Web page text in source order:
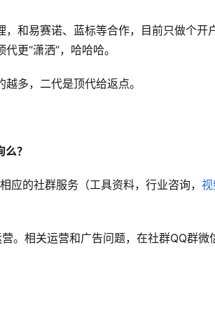
和易赛诺、蓝标等合作，目前只做个开
更“潇洒”，哈哈哈。
多，二代是顶代给返点。
？
应的社群服务（工具资料，行业咨询，
。相关运营和广告问题，在社群QQ群微